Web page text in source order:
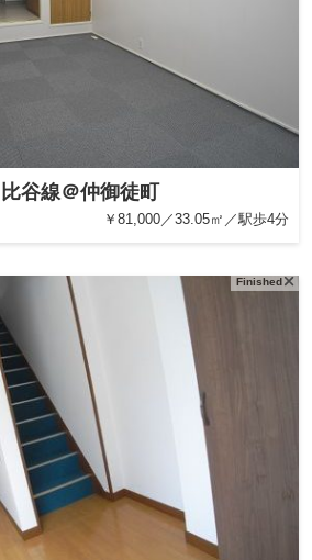
谷線＠仲御徒町
￥81,000／33.05㎡／駅歩4分
Finished